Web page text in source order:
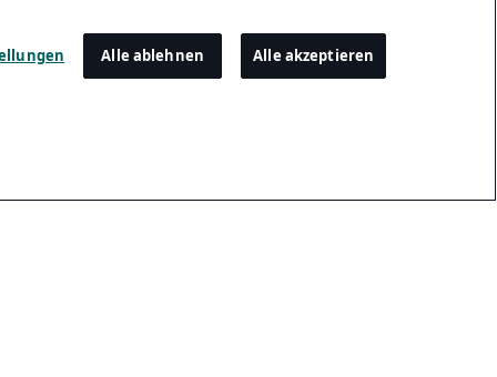
Alle ablehnen Alle akzeptieren